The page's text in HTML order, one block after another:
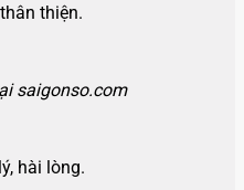
thiện.
saigonso.com
hài lòng.